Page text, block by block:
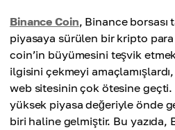
Binance Coin, Binance borsası
piyasaya sürülen bir kripto
coin’in büyümesini teşvik etmek
ilgisini çekmeyi amaçlamışlardı,
web sitesinin çok ötesine geçti.
yüksek piyasa değeriyle önde
biri haline gelmiştir. Bu yazıda,